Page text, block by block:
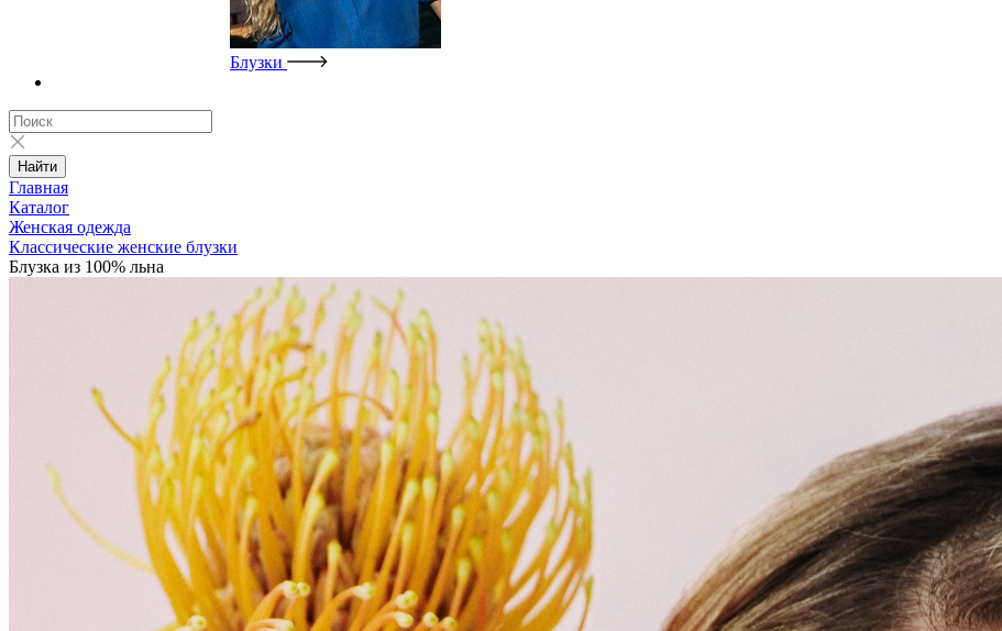
Блузки
Найти
Главная
Каталог
Женская одежда
Классические женские блузки
Блузка из 100% льна